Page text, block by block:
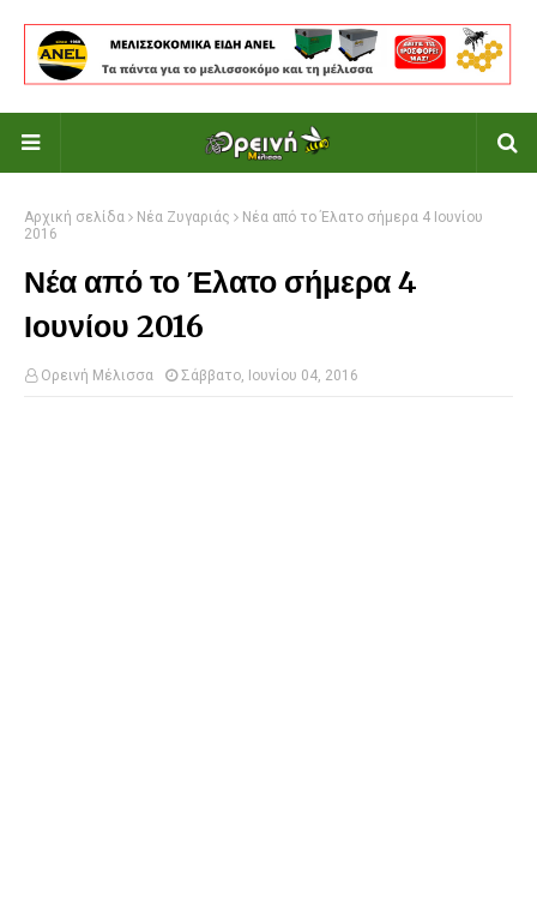
Αρχική σελίδα Νέα Ζυγαριάς
Νέα από το Έλατο σήμερα 4 Ιουνίου
2016
Νέα από το Έλατο σήμερα 4
Ιουνίου 2016
Ορεινή Μέλισσα Σάββατο, Ιουνίου 04, 2016